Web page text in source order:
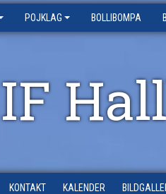
POJKLAG BOLLIBOMPA
IF
KONTAKT KALENDER